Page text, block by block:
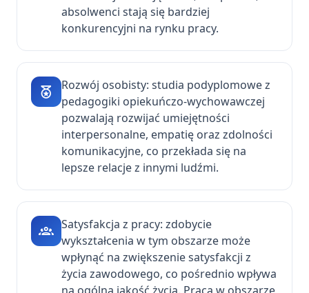
absolwenci stają się bardziej
konkurencyjni na rynku pracy.
Rozwój osobisty: studia podyplomowe z
pedagogiki opiekuńczo-wychowawczej
pozwalają rozwijać umiejętności
interpersonalne, empatię oraz zdolności
komunikacyjne, co przekłada się na
lepsze relacje z innymi ludźmi.
Satysfakcja z pracy: zdobycie
wykształcenia w tym obszarze może
wpłynąć na zwiększenie satysfakcji z
życia zawodowego, co pośrednio wpływa